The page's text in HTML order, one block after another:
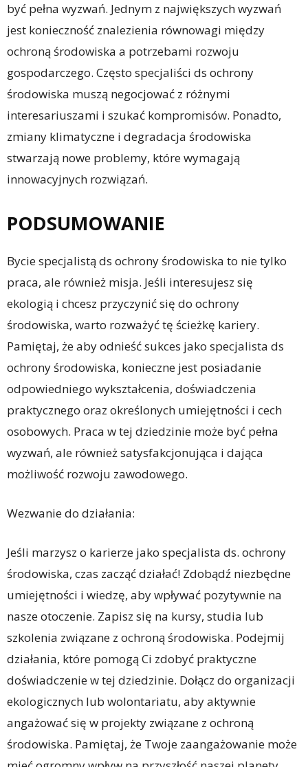
być pełna wyzwań. Jednym z największych wyzwań
jest konieczność znalezienia równowagi między
ochroną środowiska a potrzebami rozwoju
gospodarczego. Często specjaliści ds ochrony
środowiska muszą negocjować z różnymi
interesariuszami i szukać kompromisów. Ponadto,
zmiany klimatyczne i degradacja środowiska
stwarzają nowe problemy, które wymagają
innowacyjnych rozwiązań.
PODSUMOWANIE
Bycie specjalistą ds ochrony środowiska to nie tylko
praca, ale również misja. Jeśli interesujesz się
ekologią i chcesz przyczynić się do ochrony
środowiska, warto rozważyć tę ścieżkę kariery.
Pamiętaj, że aby odnieść sukces jako specjalista ds
ochrony środowiska, konieczne jest posiadanie
odpowiedniego wykształcenia, doświadczenia
praktycznego oraz określonych umiejętności i cech
osobowych. Praca w tej dziedzinie może być pełna
wyzwań, ale również satysfakcjonująca i dająca
możliwość rozwoju zawodowego.
Wezwanie do działania:
Jeśli marzysz o karierze jako specjalista ds. ochrony
środowiska, czas zacząć działać! Zdobądź niezbędne
umiejętności i wiedzę, aby wpływać pozytywnie na
nasze otoczenie. Zapisz się na kursy, studia lub
szkolenia związane z ochroną środowiska. Podejmij
działania, które pomogą Ci zdobyć praktyczne
doświadczenie w tej dziedzinie. Dołącz do organizacji
ekologicznych lub wolontariatu, aby aktywnie
angażować się w projekty związane z ochroną
środowiska. Pamiętaj, że Twoje zaangażowanie może